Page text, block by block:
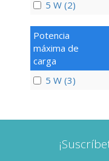
5 W (2)
Potencia
máxima de
carga
5 W (3)